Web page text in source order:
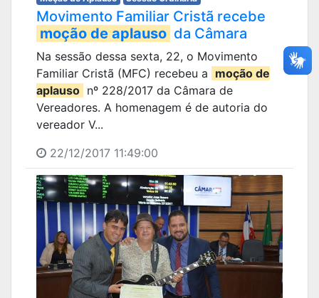
Movimento Familiar Cristã recebe
moção de aplauso da Câmara
Na sessão dessa sexta, 22, o Movimento
Familiar Cristã (MFC) recebeu a moção de
aplauso nº 228/2017 da Câmara de
Vereadores. A homenagem é de autoria do
vereador V...
22/12/2017 11:49:00